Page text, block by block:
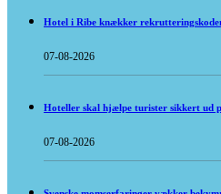
Hotel i Ribe knækker
07-08-2026
Hoteller skal hjælpe turister sikkert ud
07-08-2026